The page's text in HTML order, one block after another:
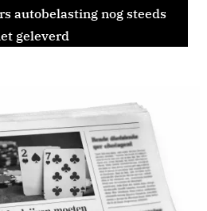
autobelasting nog steeds
geleverd